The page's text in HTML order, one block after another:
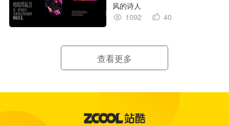
风的诗人
1092
40
查看更多